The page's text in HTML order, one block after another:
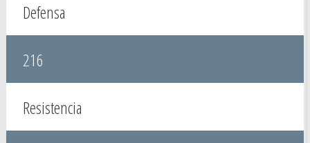
Defensa
216
Resistencia